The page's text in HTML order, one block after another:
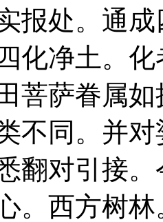
报处。通
化净土。
菩萨眷属
不同。并
翻对引接
。西方树